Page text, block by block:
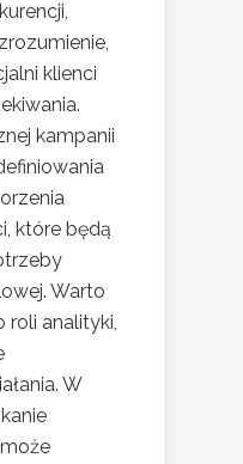
klienci
kampanii
które będą
Warto
roli analityki,
W